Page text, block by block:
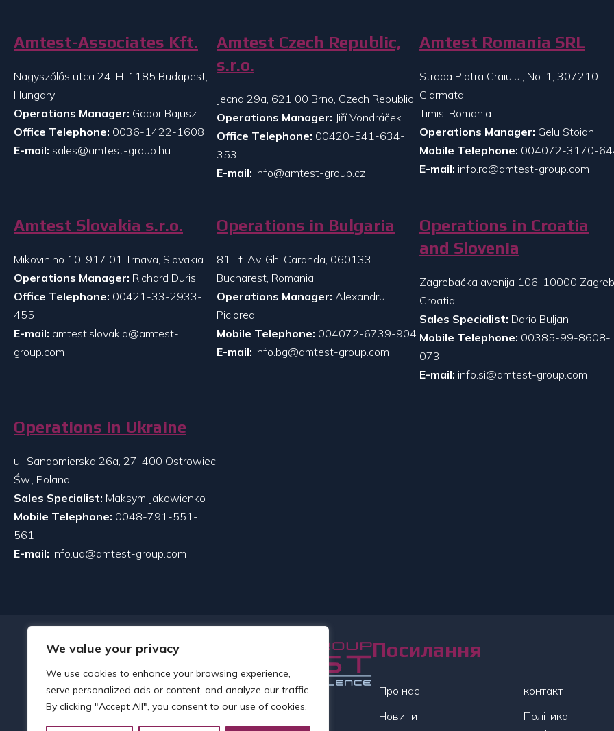
We value your privacy
We use cookies to enhance your browsing experience,
serve personalized ads or content, and analyze our traffic.
By clicking "Accept All", you consent to our use of cookies.
Amtest-Associates Kft.
Nagyszőlős utca 24, H-1185 Budapest,
Hungary
Operations Manager: Gabor Bajusz
Office Telephone: 0036-1422-1608
E-mail: sales@amtest-group.hu
Amtest Czech Republic,
s.r.o.
Jecna 29a, 621 00 Brno, Czech Republic
Operations Manager: Jiří Vondráček
Office Telephone: 00420-541-634-
353
E-mail: info@amtest-group.cz
Amtest Romania SRL
Strada Piatra Craiului, No. 1, 307210
Giarmata,
Timis, Romania
Operations Manager: Gelu Stoian
Mobile Telephone: 004072-3170-
E-mail: info.ro@amtest-group.com
Amtest Slovakia s.r.o.
Mikoviniho 10, 917 01 Trnava, Slovakia
Operations Manager: Richard Duris
Office Telephone: 00421-33-2933-
455
E-mail: amtest.slovakia@amtest-
group.com
Operations in Bulgaria
81 Lt. Av. Gh. Caranda, 060133
Bucharest, Romania
Operations Manager: Alexandru
Piciorea
Mobile Telephone: 004072-6739-904
E-mail: info.bg@amtest-group.com
Operations in Croatia
and Slovenia
Zagrebačka avenija 106, 10000
Croatia
Sales Specialist: Dario Buljan
Mobile Telephone: 00385-99-8608-
073
E-mail: info.si@amtest-group.com
Operations in Ukraine
ul. Sandomierska 26a, 27-400 Ostrowiec
Św., Poland
Sales Specialist: Maksym Jakowienko
Mobile Telephone: 0048-791-551-
561
E-mail: info.ua@amtest-group.com
Посилання
Про нас
Новини
контакт
Політика